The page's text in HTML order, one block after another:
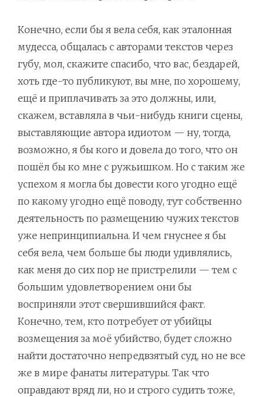
Конечно, если бы я вела себя, как эталонная
мудесса, общалась с авторами текстов через
губу, мол, скажите спасибо, что вас, бездарей,
хоть где-то публикуют, вы мне, по хорошему,
ещё и приплачивать за это должны, или,
скажем, вставляла в чьи-нибудь книги сцены,
выставляющие автора идиотом — ну, тогда,
возможно, я бы кого и довела до того, что он
пошёл бы ко мне с ружьишком. Но с таким же
успехом я могла бы довести кого угодно ещё
по какому угодно ещё поводу, тут собственно
деятельность по размещению чужих текстов
уже непринципиальна. И чем гнуснее я бы
себя вела, чем больше бы люди удивлялись,
как меня до сих пор не пристрелили — тем с
большим удовлетворением они бы
восприняли этот свершившийся факт.
Конечно, тем, кто потребует от убийцы
возмещения за моё убийство, будет сложно
найти достаточно непредвзятый суд, но не все
же в мире фанаты литературы. Так что
оправдают вряд ли, но и строго судить тоже,